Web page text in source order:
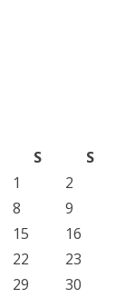
S
S
1
2
8
9
15
16
22
23
29
30